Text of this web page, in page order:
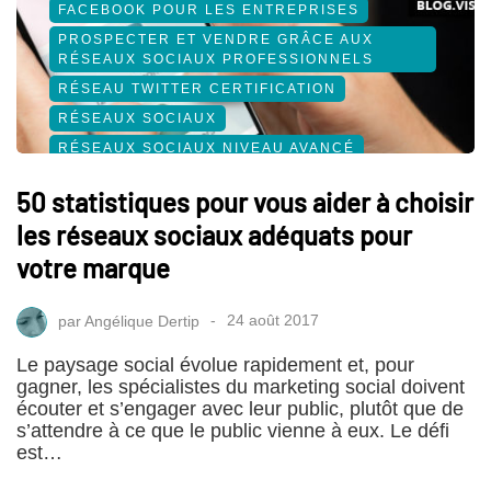
FACEBOOK POUR LES ENTREPRISES
PROSPECTER ET VENDRE GRÂCE AUX
RÉSEAUX SOCIAUX PROFESSIONNELS
RÉSEAU TWITTER CERTIFICATION
RÉSEAUX SOCIAUX
RÉSEAUX SOCIAUX NIVEAU AVANCÉ
50 statistiques pour vous aider à choisir
les réseaux sociaux adéquats pour
votre marque
parAngélique Dertip 24 août 2017
Le paysage social évolue rapidement et, pour
gagner, les spécialistes du marketing social doivent
écouter et s’engager avec leur public, plutôt que de
s’attendre à ce que le public vienne à eux. Le défi
est…